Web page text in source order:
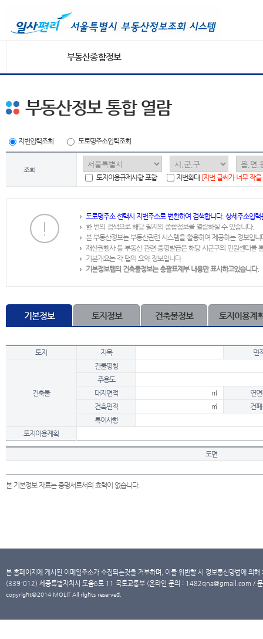
부동산종합정보
부동산정보 통합 열람
지번입력조회 도로명주소입력조회
조회
토지이용규제사항 포함
지번확대 [지번 글씨가 너무 작
도로명주소 선택시 지번주소로 변환하여 검색합니다. 상세주소입
한 번의 검색으로 해당 필지의 종합정보를 열람하실 수 있습니다.
본 부동산정보는 부동산관련 시스템을 활용하여 제공하는 정보입니
재산권행사 등 부동산 관련 증명발급은 해당 시군구의 민원센터를
기본개요는 각 탭의 요약 정보입니다.
기본정보탭의 건축물정보는 총괄표제부 내용만 표시하고있습니다.
기본정보 토지정보 건축물정보 토지이용계
토지 지목 면
건축물
건물명칭
주용도
대지면적
㎡
연
건축면적
㎡
건
특이사항
토지이용계획
도면
본 기본정보 자료는 증명서로서의 효력이 없습니다.
본 홈페이지에 게시된 이메일주소가 수집되는것을 거부하며, 이를 위반할 시 정보통신망법에 의
(339-012) 세종특별자치시 도움6로 11 국토교통부 (온라인 문의 : 1482qna@gmail.com /
copyright@2014 MOLIT All rights reserved.